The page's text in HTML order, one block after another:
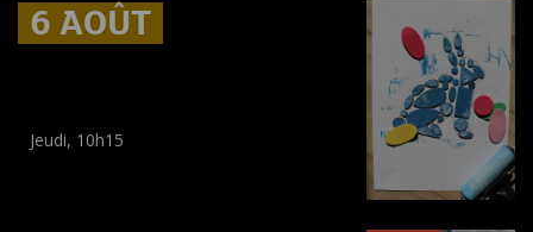
6 AOÛT
6 AOÛT
6 AOÛT
Jeudi, 10h15